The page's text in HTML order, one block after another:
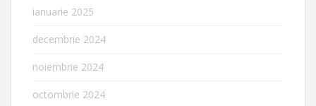
ianuarie 2025
decembrie 2024
noiembrie 2024
octombrie 2024